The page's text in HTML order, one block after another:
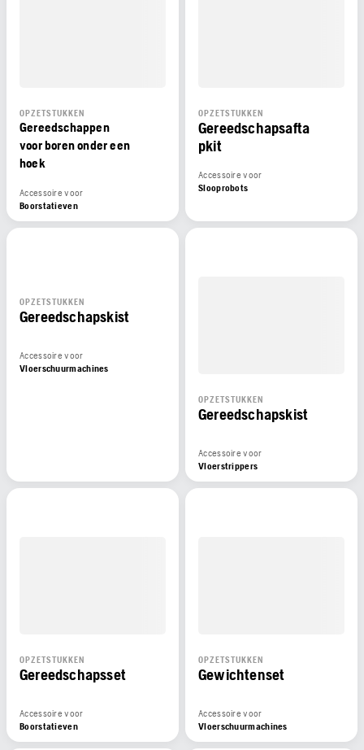
OPZETSTUKKEN
Gereedschappen
voor boren onder een
hoek
Accessoire voor
Boorstatieven
OPZETSTUKKEN
Gereedschapsafta
pkit
Accessoire voor
Slooprobots
OPZETSTUKKEN
Gereedschapskist
Accessoire voor
Vloerschuurmachines
OPZETSTUKKEN
Gereedschapskist
Accessoire voor
Vloerstrippers
OPZETSTUKKEN
Gereedschapsset
Accessoire voor
Boorstatieven
OPZETSTUKKEN
Gewichtenset
Accessoire voor
Vloerschuurmachines